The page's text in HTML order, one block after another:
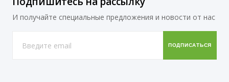
И получайте специальные предложения и новости от нас